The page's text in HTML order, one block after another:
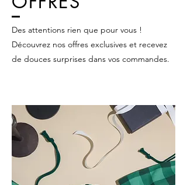
Des attentions rien que pour vous !
Découvrez nos offres exclusives et recevez
de douces surprises dans vos commandes.